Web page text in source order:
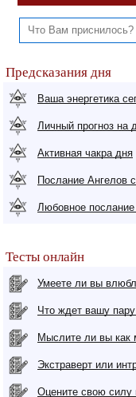
Предсказания дня
Ваша энергетика
Личный прогноз на
Активная чакра дня
Послание Ангелов
Любовное
Тесты онлайн
Умеете ли вы
Что ждет вашу
Мыслите ли вы как
Экстраверт или
Оцените свою силу